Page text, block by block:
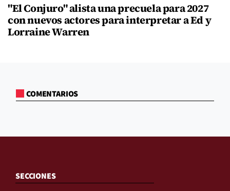
"El Conjuro" alista una precuela para 2027
con nuevos actores para interpretar a Ed y
Lorraine Warren
COMENTARIOS
SECCIONES